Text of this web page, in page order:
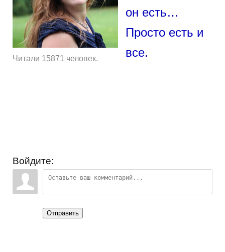
Читали 15871 человек.
он есть…
Просто есть и
все.
Войдите:
Отправить